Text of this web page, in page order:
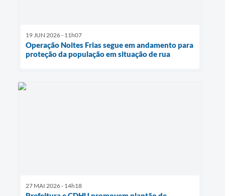
19 JUN 2026 - 11h07
Operação Noites Frias segue em andamento para
proteção da população em situação de rua
27 MAI 2026 - 14h18